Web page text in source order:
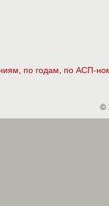
, по годам, по АСП-
©